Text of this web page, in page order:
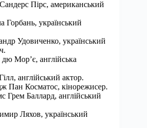
Пірс, американський
український
Удовиченко, український
Мор’є, англійська
англійський актор.
Пан Косматос, кінорежисер.
Баллард, англійський
Ляхов, український